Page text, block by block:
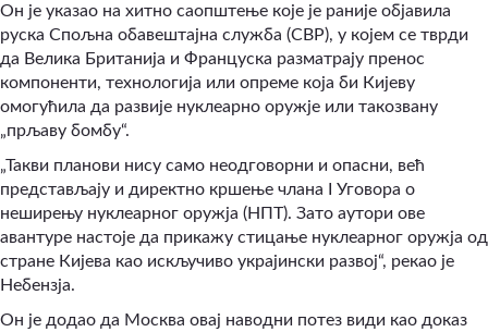
Он је указао на хитно саопштење које је раније објавила
руска Спољна обавештајна служба (СВР), у којем се тврди
да Велика Британија и Француска разматрају пренос
компоненти, технологија или опреме која би Кијеву
омогућила да развије нуклеарно оружје или такозвану
„прљаву бомбу“.
„Такви планови нису само неодговорни и опасни, већ
представљају и директно кршење члана I Уговора о
неширењу нуклеарног оружја (НПТ). Зато аутори ове
авантуре настоје да прикажу стицање нуклеарног оружја од
стране Кијева као искључиво украјински развој“, рекао је
Небензја.
Он је додао да Москва овај наводни потез види као доказ